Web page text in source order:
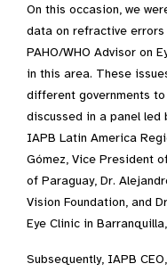
On this occasion, we
data on refractive
PAHO/WHO Advisor on
in this area. These
different governments
discussed in a panel led
IAPB Latin America
Gómez, Vice President
of Paraguay, Dr.
Vision Foundation, and
Eye Clinic in
Subsequently, IAPB